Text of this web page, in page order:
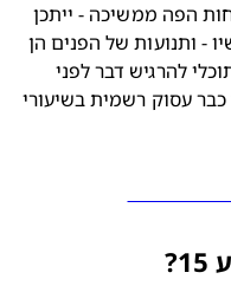
דם, שכבר עכשיו מובילים דם. התפתחות הפה ממשיכה - ייתכן
שהקטנטן שלך אפילו מוצץ אצבע עכשיו - ותנועות של הפנים הן
כבר דבר שבשגרה. קרוב לוודאי שלא תוכלי להרגיש דבר לפני
השבוע הבא לכל המוקדם, אך תינוקך כבר עסוק רשמית בשיעורי